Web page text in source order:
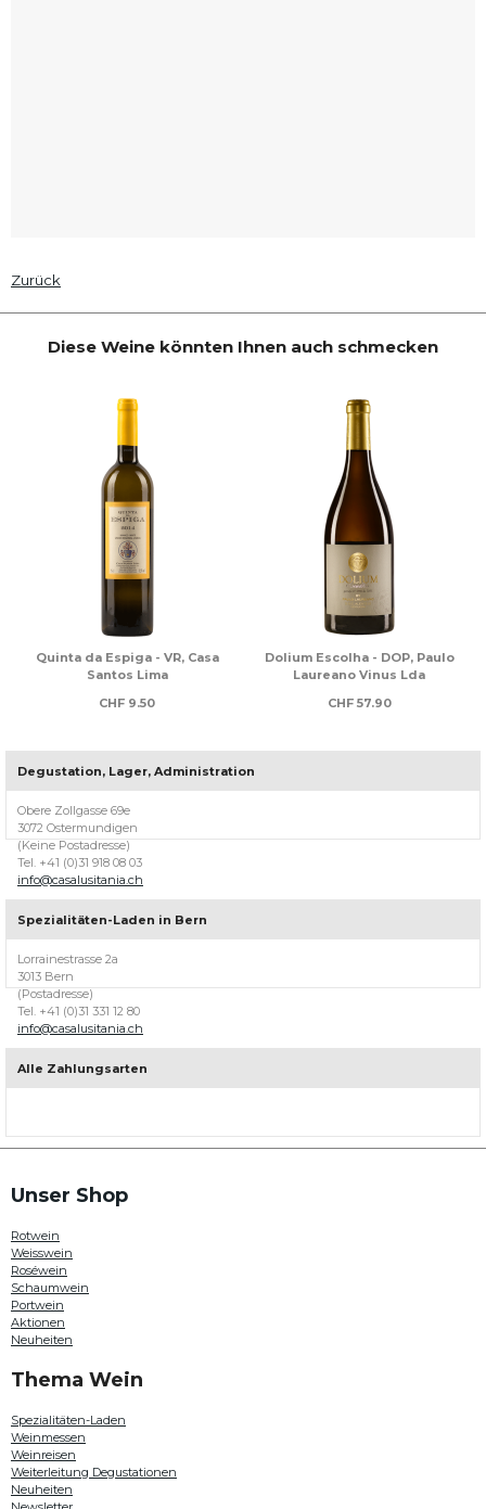
Zurück
Diese Weine könnten Ihnen auch schmecken
Quinta da Espiga - VR, Casa
Santos Lima
CHF 9.50
Dolium Escolha - DOP, Paulo
Laureano Vinus Lda
CHF57.90
Über
Casa
Lusitania
Willkommen
bei
Casa
ihrem
Berner
Weinhändler
für
portugiesische
Weine
mit
über
200
Weinregionen
in
Hier
können
beispielsweise
Weine
von
Quinta
da
Plansel
,
Laureano
Passadouro
oder
Douro
Family
Estates
Degustation, Lager, Administration
Obere Zollgasse 69e
3072 Ostermundigen
(Keine Postadresse)
Tel. +41 (0)31 918 08 03
info@casalusitania.ch
Spezialitäten-Laden in Bern
Lorrainestrasse 2a
3013 Bern
(Postadresse)
Tel. +41 (0)31 331 12 80
info@casalusitania.ch
Alle Zahlungsarten
Unser Shop
Rotwein
Weisswein
Roséwein
Schaumwein
Portwein
Aktionen
Neuheiten
Thema Wein
Spezialitäten-Laden
Weinmessen
Weinreisen
Weiterleitung Degustationen
Neuheiten